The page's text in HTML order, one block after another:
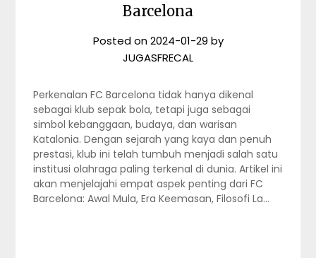
Barcelona
Posted on2024-01-29 by
JUGASFRECAL
Perkenalan FC Barcelona tidak hanya dikenal
sebagai klub sepak bola, tetapi juga sebagai
simbol kebanggaan, budaya, dan warisan
Katalonia. Dengan sejarah yang kaya dan penuh
prestasi, klub ini telah tumbuh menjadi salah satu
institusi olahraga paling terkenal di dunia. Artikel ini
akan menjelajahi empat aspek penting dari FC
Barcelona: Awal Mula, Era Keemasan, Filosofi La…